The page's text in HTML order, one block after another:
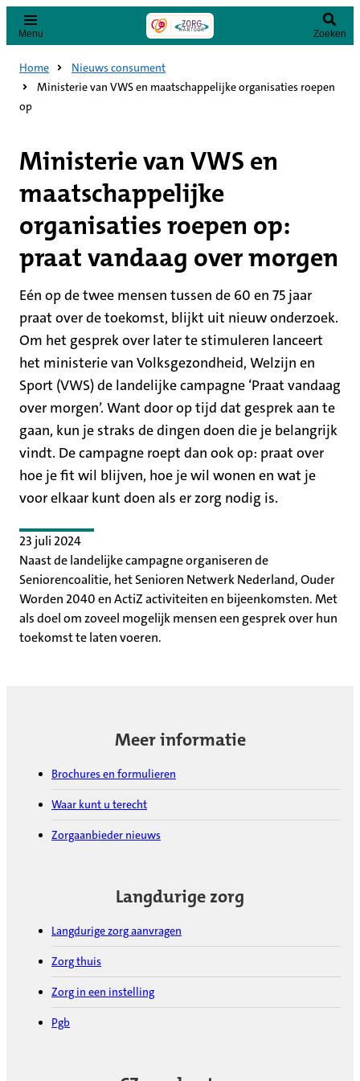
Menu Zoeken
Home
Nieuws consument
Ministerie van VWS en maatschappelijke organisaties roepen
op
Ministerie van VWS en
maatschappelijke
organisaties roepen op:
praat vandaag over morgen
Eén op de twee mensen tussen de 60 en 75 jaar
praat over de toekomst, blijkt uit nieuw onderzoek.
Om het gesprek over later te stimuleren lanceert
het ministerie van Volksgezondheid, Welzijn en
Sport (VWS) de landelijke campagne ‘Praat vandaag
over morgen’. Want door op tijd dat gesprek aan te
gaan, kun je straks de dingen doen die je belangrijk
vindt. De campagne roept dan ook op: praat over
hoe je fit wil blijven, hoe je wil wonen en wat je
voor elkaar kunt doen als er zorg nodig is.
23 juli 2024
Naast de landelijke campagne organiseren de
Seniorencoalitie, het Senioren Netwerk Nederland, Ouder
Worden 2040 en ActiZ activiteiten en bijeenkomsten. Met
als doel om zoveel mogelijk mensen een gesprek over hun
toekomst te laten voeren.
Meer informatie
Brochures en formulieren
Waar kunt u terecht
Zorgaanbieder nieuws
Langdurige zorg
Langdurige zorg aanvragen
Zorg thuis
Zorg in een instelling
Pgb